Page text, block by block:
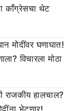
काँग्रेसचा थेट
मोदींवर घणाघात!
विचारला मोठा
राजकीय हालचाल?
भेटणार!